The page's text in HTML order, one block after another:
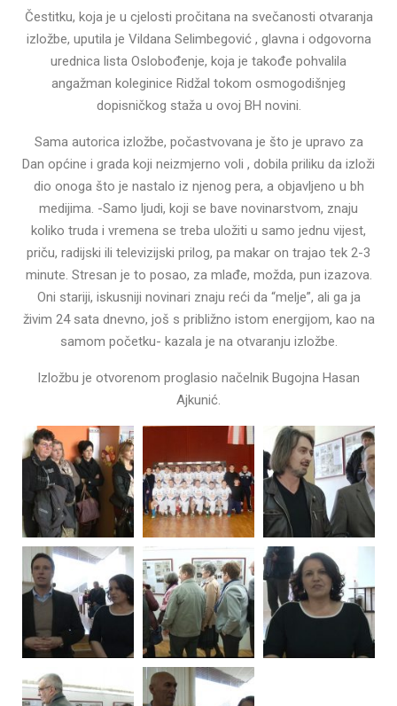
Čestitku, koja je u cjelosti pročitana na svečanosti otvaranja
izložbe, uputila je Vildana Selimbegović , glavna i odgovorna
urednica lista Oslobođenje, koja je takođe pohvalila
angažman koleginice Ridžal tokom osmogodišnjeg
dopisničkog staža u ovoj BH novini.
Sama autorica izložbe, počastvovana je što je upravo za
Dan općine i grada koji neizmjerno voli , dobila priliku da izloži
dio onoga što je nastalo iz njenog pera, a objavljeno u bh
medijima. -Samo ljudi, koji se bave novinarstvom, znaju
koliko truda i vremena se treba uložiti u samo jednu vijest,
priču, radijski ili televizijski prilog, pa makar on trajao tek 2-3
minute. Stresan je to posao, za mlađe, možda, pun izazova.
Oni stariji, iskusniji novinari znaju reći da “melje”, ali ga ja
živim 24 sata dnevno, još s približno istom energijom, kao na
samom početku- kazala je na otvaranju izložbe.
Izložbu je otvorenom proglasio načelnik Bugojna Hasan
Ajkunić.